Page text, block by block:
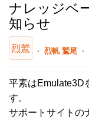
ナレッジベ
知らせ
烈鷲 烈帆 鷲尾
平素はEmulate3D
す。
サポートサイトの